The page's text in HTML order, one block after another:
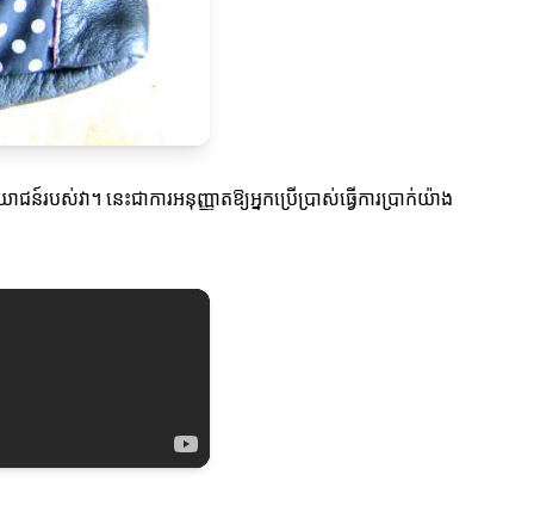
របស់វា។ នេះជាការអនុញ្ញាតឱ្យអ្នកប្រើប្រាស់ធ្វើការប្រាក់យ៉ាង